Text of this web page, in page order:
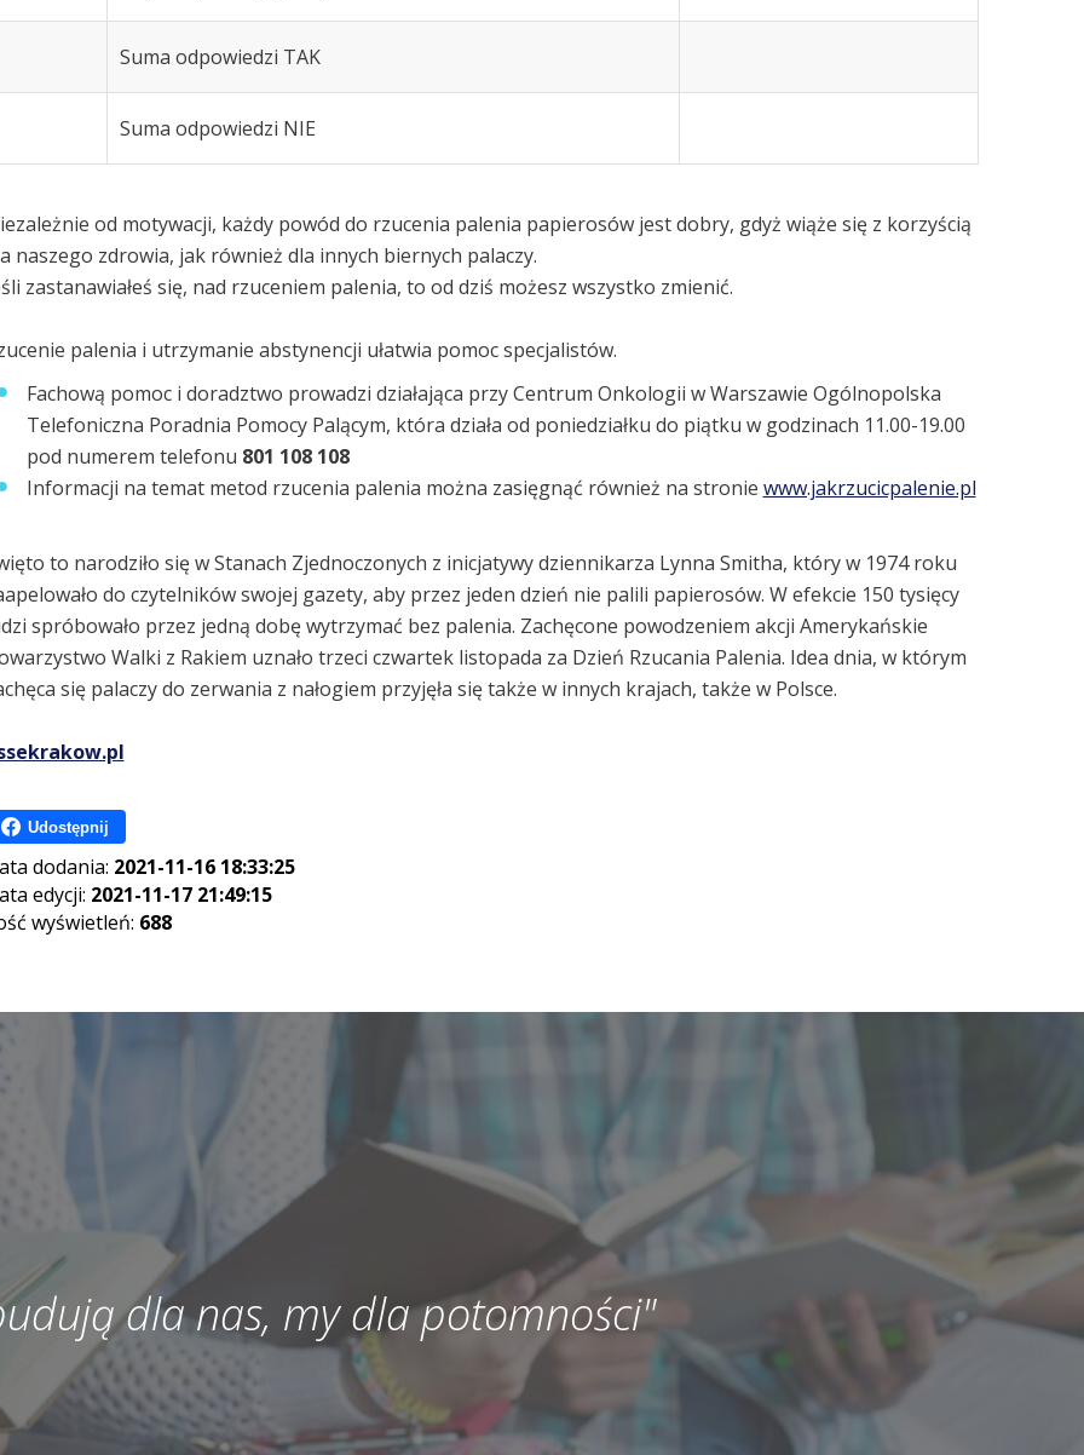
Suma odpowiedzi TAK
Suma odpowiedzi NIE
od motywacji, każdy powód do rzucenia palenia papierosów jest dobry, gdyż wiąże się z korzyścią
naszego zdrowia, jak również dla innych biernych palaczy.
zastanawiałeś się, nad rzuceniem palenia, to od dziś możesz wszystko zmienić.
palenia i utrzymanie abstynencji ułatwia pomoc specjalistów.
Fachową pomoc i doradztwo prowadzi działająca przy Centrum Onkologii w Warszawie Ogólnopolska
Telefoniczna Poradnia Pomocy Palącym, która działa od poniedziałku do piątku w godzinach 11.00-19.00
pod numerem telefonu 801 108 108
Informacji na temat metod rzucenia palenia można zasięgnąć również na stronie www.jakrzucicpalenie.pl
to narodziło się w Stanach Zjednoczonych z inicjatywy dziennikarza Lynna Smitha, który w 1974 roku
do czytelników swojej gazety, aby przez jeden dzień nie palili papierosów. W efekcie 150 tysięcy
spróbowało przez jedną dobę wytrzymać bez palenia. Zachęcone powodzeniem akcji Amerykańskie
Walki z Rakiem uznało trzeci czwartek listopada za Dzień Rzucania Palenia. Idea dnia, w którym
się palaczy do zerwania z nałogiem przyjęła się także w innych krajach, także w Polsce.
Udostępnij
dodania: 2021-11-16 18:33:25
edycji: 2021-11-17 21:49:15
wyświetleń: 688
dla nas, my dla potomności"